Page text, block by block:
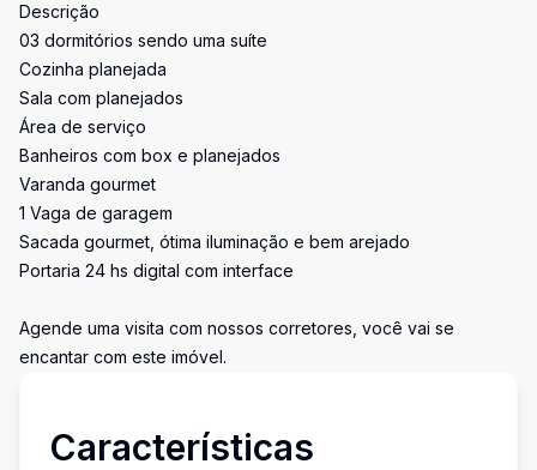
Descrição
03 dormitórios sendo uma suíte
Cozinha planejada
Sala com planejados
Área de serviço
Banheiros com box e planejados
Varanda gourmet
1 Vaga de garagem
Sacada gourmet, ótima iluminação e bem arejado
Portaria 24 hs digital com interface
Agende uma visita com nossos corretores, você vai se
encantar com este imóvel.
Características